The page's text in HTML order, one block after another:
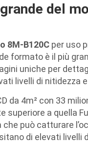
del
8M-B120C per uso
formato è il più
uniche per
livelli di nitidezza
da 4m² con 33
superiore a quella
può catturare
di elevati livelli